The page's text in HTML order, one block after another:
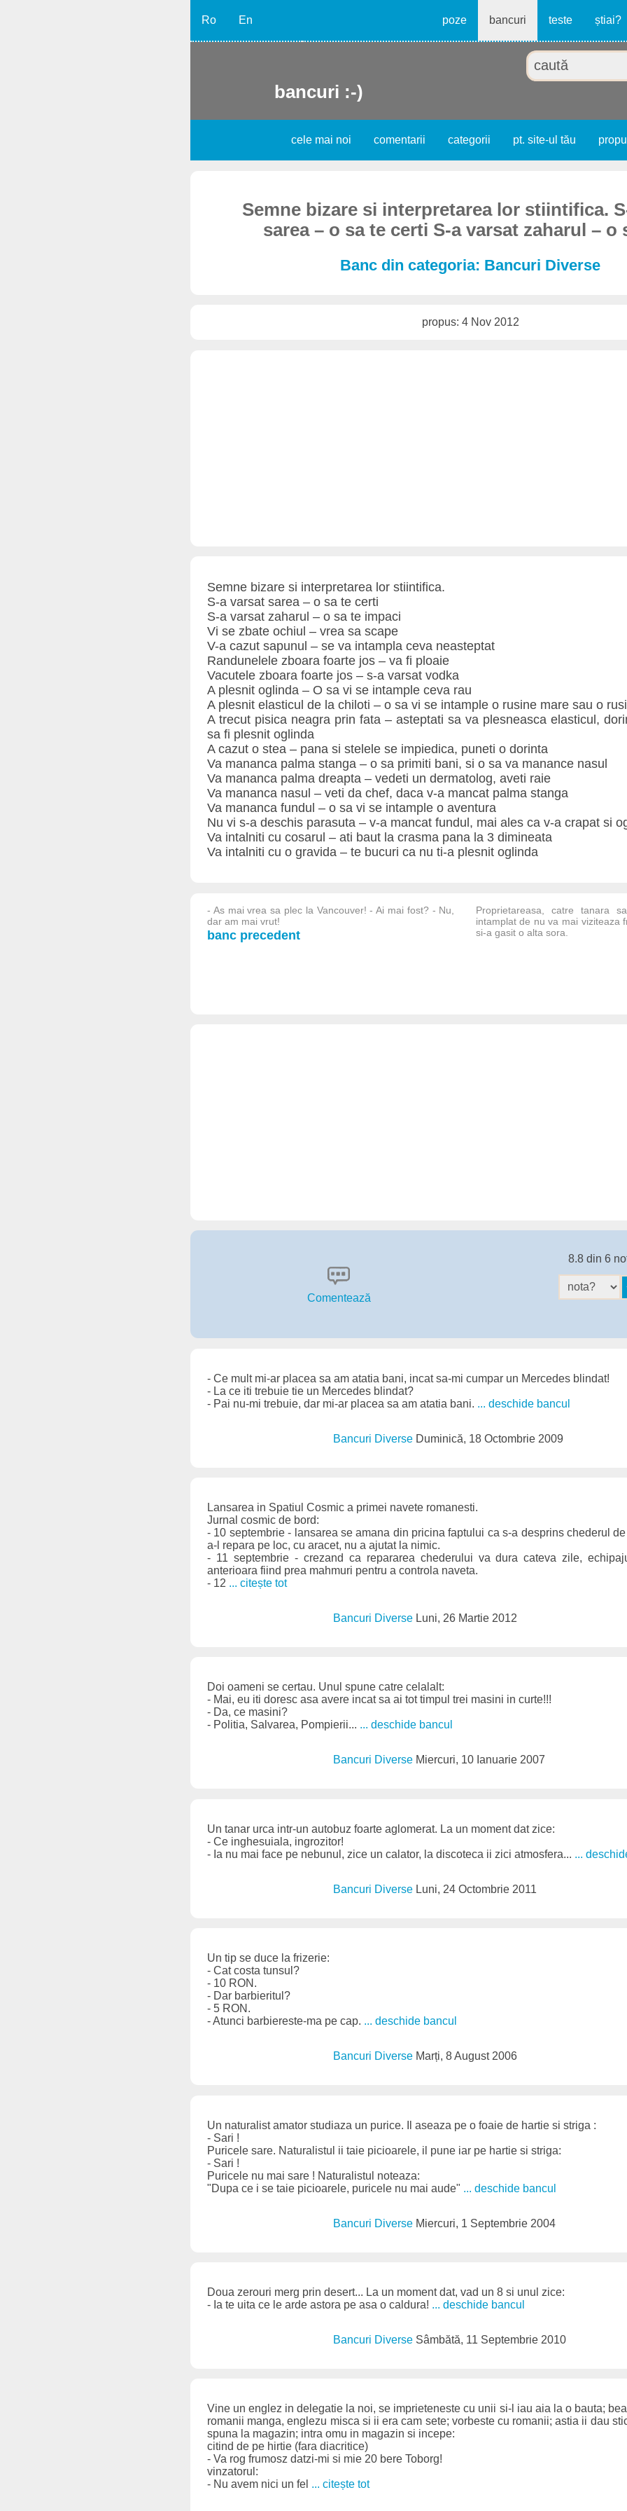
Ro En poze bancuri teste știai?
bancuri :-)
cele mai noi comentarii categorii pt. site-ul tău
Semne bizare si interpretarea lor stiintifica.
sarea – o sa te certi S-a varsat zaharul – o
Banc din categoria: Bancuri Diverse
propus: 4 Nov 2012
Semne bizare si interpretarea lor stiintifica.
S-a varsat sarea – o sa te certi
S-a varsat zaharul – o sa te impaci
Vi se zbate ochiul – vrea sa scape
V-a cazut sapunul – se va intampla ceva neasteptat
Randunelele zboara foarte jos – va fi ploaie
Vacutele zboara foarte jos – s-a varsat vodka
A plesnit oglinda – O sa vi se intample ceva rau
A plesnit elasticul de la chiloti – o sa vi se intample o rusine mare sau o
A trecut pisica neagra prin fata – asteptati sa va plesneasca elasticul,
sa fi plesnit oglinda
A cazut o stea – pana si stelele se impiedica, puneti o dorinta
Va mananca palma stanga – o sa primiti bani, si o sa va manance nasul
Va mananca palma dreapta – vedeti un dermatolog, aveti raie
Va mananca nasul – veti da chef, daca v-a mancat palma stanga
Va mananca fundul – o sa vi se intample o aventura
Nu vi s-a deschis parasuta – v-a mancat fundul, mai ales ca v-a crapat si
Va intalniti cu cosarul – ati baut la crasma pana la 3 dimineata
Va intalniti cu o gravida – te bucuri ca nu ti-a plesnit oglinda
- As mai vrea sa plec la Vancouver! - Ai mai fost? - Nu,
dar am mai vrut!
banc precedent
Proprietareasa, catre tanara
intamplat de nu va mai viziteaza
si-a gasit o alta sora.
Comentează
8.8 din 6
- Ce mult mi-ar placea sa am atatia bani, incat sa-mi cumpar un Mercedes blindat!
- La ce iti trebuie tie un Mercedes blindat?
- Pai nu-mi trebuie, dar mi-ar placea sa am atatia bani. ... deschide bancul
Bancuri Diverse Duminică, 18 Octombrie 2009
Lansarea in Spatiul Cosmic a primei navete romanesti.
Jurnal cosmic de bord:
- 10 septembrie - lansarea se amana din pricina faptului ca s-a desprins chederul
a-l repara pe loc, cu aracet, nu a ajutat la nimic.
- 11 septembrie - crezand ca repararea chederului va dura cateva zile,
anterioara fiind prea mahmuri pentru a controla naveta.
- 12 ... citește tot
Bancuri Diverse Luni, 26 Martie 2012
Doi oameni se certau. Unul spune catre celalalt:
- Mai, eu iti doresc asa avere incat sa ai tot timpul trei masini in curte!!!
- Da, ce masini?
- Politia, Salvarea, Pompierii... ... deschide bancul
Bancuri Diverse Miercuri, 10 Ianuarie 2007
Un tanar urca intr-un autobuz foarte aglomerat. La un moment dat zice:
- Ce inghesuiala, ingrozitor!
- Ia nu mai face pe nebunul, zice un calator, la discoteca ii zici atmosfera... ...
Bancuri Diverse Luni, 24 Octombrie 2011
Un tip se duce la frizerie:
- Cat costa tunsul?
- 10 RON.
- Dar barbieritul?
- 5 RON.
- Atunci barbiereste-ma pe cap. ... deschide bancul
Bancuri Diverse Marți, 8 August 2006
Un naturalist amator studiaza un purice. Il aseaza pe o foaie de hartie si striga :
- Sari !
Puricele sare. Naturalistul ii taie picioarele, il pune iar pe hartie si striga:
- Sari !
Puricele nu mai sare ! Naturalistul noteaza:
"Dupa ce i se taie picioarele, puricele nu mai aude" ... deschide bancul
Bancuri Diverse Miercuri, 1 Septembrie 2004
Doua zerouri merg prin desert... La un moment dat, vad un 8 si unul zice:
- Ia te uita ce le arde astora pe asa o caldura! ... deschide bancul
Bancuri Diverse Sâmbătă, 11 Septembrie 2010
Vine un englez in delegatie la noi, se imprieteneste cu unii si-l iau aia la o bauta;
romanii manga, englezu misca si ii era cam sete; vorbeste cu romanii; astia ii dau
spuna la magazin; intra omu in magazin si incepe:
citind de pe hirtie (fara diacritice)
- Va rog frumosz datzi-mi si mie 20 bere Toborg!
vinzatorul:
- Nu avem nici un fel ... citește tot